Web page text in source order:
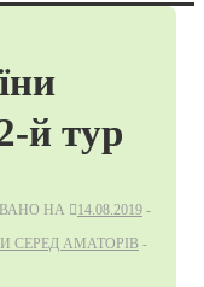
й тур
НА
14.08.2019
СЕРЕД АМАТОРІВ